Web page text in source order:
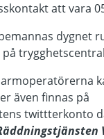
att vara
dygnet
även finnas på
twittterkonto